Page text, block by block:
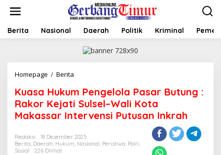
t
Berita Nasional Daerah Politik Kriminal
Homepage / Berita
a
s
a
H
k
u
Kuasa Hukum Pengelola Pasar Butung :
Rakor Kejati Sulsel–Wali Kota
Makassar Intervensi Putusan Inkrah
Redaksi
18 Desember 2025
Berita, Daerah, Hukum, Nasional, Peristiwa, Polri,
Sosial
226 Dilihat